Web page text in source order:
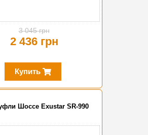
3 045 грн
2 436 грн
Купить
Шоссе Exustar SR-990